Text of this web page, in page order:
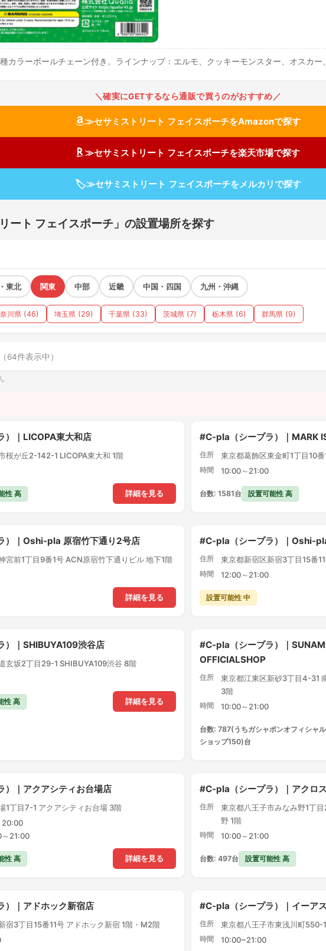
カラーボールチェーン付き。ラインナップ：エルモ、クッキーモンスター、オスカー
＼確実にGETするなら通販で買うのがおすすめ／
≫セサミストリート フェイスポーチをAmazonで探す
≫セサミストリート フェイスポーチを楽天市場で探す
🏷≫セサミストリート フェイスポーチをメルカリで探す
ート フェイスポーチ」の設置場所を探す
東北 関東 中部 近畿 中国・四国 九州・沖縄
神奈川県 (46) 埼玉県 (29) 千葉県 (33) 茨城県 (7) 栃木県 (6) 群馬県 (9)
（64件表示中）
｜LICOPA東大和店
桜が丘2-142-1 LICOPA東大和 1階
詳細を見る
性 高
#C-pla（シープラ）｜MARK
住所 東京都葛飾区東金町1丁目10
時間 10:00～21:00
台数: 1581台 設置可能性 高
）｜Oshi-pla 原宿竹下通り2号店
宮前1丁目9番1号 ACN原宿竹下通りビル 地下1階
詳細を見る
#C-pla（シープラ）｜Oshi-
住所 東京都新宿区新宿3丁目15番
時間 12:00～21:00
設置可能性 中
）｜SHIBUYA109渋谷店
玄坂2丁目29-1 SHIBUYA109渋谷 8階
詳細を見る
性 高
#C-pla（シープラ）｜
OFFICIALSHOP
住所
東京都江東区新砂3丁目4-31
3階
時間 10:00～21:00
台数: 787(うちガシャポンオフィシャル
ショップ150)台
｜アクアシティお台場店
1丁目7-1 アクアシティお台場 3階
21:00
詳細を見る
性 高
#C-pla（シープラ）｜アクロ
住所
東京都八王子市みなみ野1丁
野 1階
時間 10:00～21:00
台数: 497台 設置可能性 高
｜アドホック新宿店
宿3丁目15番11号 アドホック新宿 1階・M2階
#C-pla（シープラ）｜イーア
住所 東京都八王子市東浅川町550-
時間 10:00~21:00